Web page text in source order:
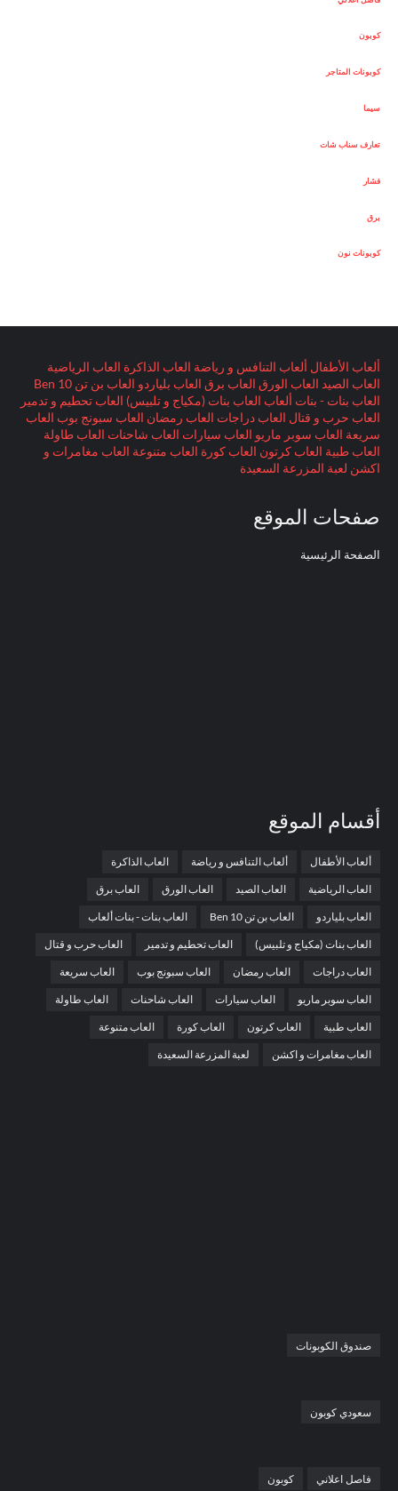
كوبون
كوبونات المتاجر
سيما
تعارف سناب شات
فشار
برق
كوبونات نون
ألعاب الأطفال ألعاب التنافس و رياضة العاب الذاكرة العاب الرياضية
العاب الصيد العاب الورق العاب برق العاب بلياردو العاب بن تن Ben 10
العاب بنات - بنات ألعاب العاب بنات (مكياج و تلبيس) العاب تحطيم و تدمير
العاب حرب و قتال العاب دراجات العاب رمضان العاب سبونج بوب العاب
سريعة العاب سوبر ماريو العاب سيارات العاب شاحنات العاب طاولة
العاب طبية العاب كرتون العاب كورة العاب متنوعة العاب مغامرات و
اكشن لعبة المزرعة السعيدة
صفحات الموقع
الصفحة الرئيسية
أقسام الموقع
ألعاب الأطفال ألعاب التنافس و رياضة العاب الذاكرة
العاب الرياضية العاب الصيد العاب الورق العاب برق
العاب بلياردو العاب بن تن Ben 10 العاب بنات - بنات ألعاب
العاب بنات (مكياج و تلبيس) العاب تحطيم و تدمير العاب حرب و قتال
العاب دراجات العاب رمضان العاب سبونج بوب العاب سريعة
العاب سوبر ماريو العاب سيارات العاب شاحنات العاب طاولة
العاب طبية العاب كرتون العاب كورة العاب متنوعة
العاب مغامرات و اكشن لعبة المزرعة السعيدة
صندوق الكوبونات
سعودي كوبون
فاصل اعلاني كوبون